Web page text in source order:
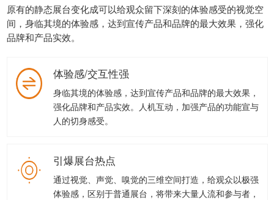
原有的静态展台变化成可以给观众留下深刻的体验感受的视觉空
间，身临其境的体验感，达到宣传产品和品牌的最大效果，强化
品牌和产品实效。
体验感/交互性强
身临其境的体验感，达到宣传产品和品牌的最大效果，
强化品牌和产品实效。人机互动，加强产品的功能宣与
人的切身感受。
引爆展台热点
通过视觉、声觉、嗅觉的三维空间打造，给观众以极强
体验感，区别于普通展台，将带来大量人流和参与者，